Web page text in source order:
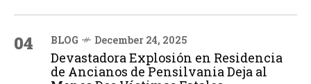
04 BLOG December 24, 2025
Devastadora Explosión en Residencia
de Ancianos de Pensilvania Deja al